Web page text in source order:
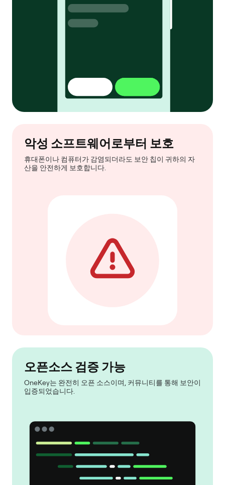
악성 소프트웨어로부터 보호
휴대폰이나 컴퓨터가 감염되더라도 보안 칩이 귀하의 자
산을 안전하게 보호합니다.
오픈소스 검증 가능
OneKey는 완전히 오픈 소스이며, 커뮤니티를 통해 보안이
입증되었습니다.